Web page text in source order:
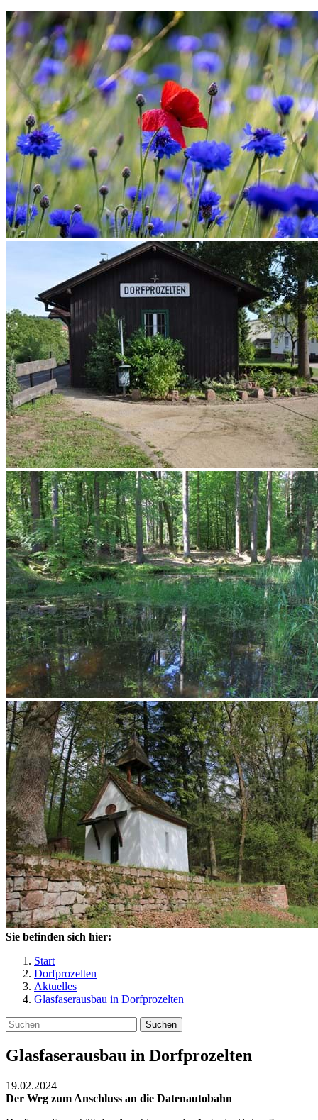
Sie befinden sich hier:
Start
Dorfprozelten
Aktuelles
Glasfaserausbau in Dorfprozelten
Suchen
Glasfaserausbau in Dorfprozelten
19.02.2024
Der Weg zum Anschluss an die Datenautobahn